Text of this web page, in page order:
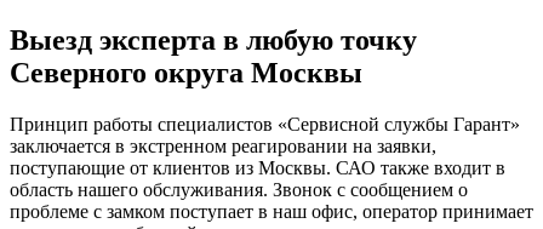
Выезд эксперта в любую точку
Северного округа Москвы
Принцип работы специалистов «Сервисной службы Гарант»
заключается в экстренном реагировании на заявки,
поступающие от клиентов из Москвы. САО также входит в
область нашего обслуживания. Звонок с сообщением о
проблеме с замком поступает в наш офис, оператор принимает